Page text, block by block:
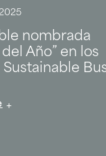
nombrada
Año” en los
Sustainable